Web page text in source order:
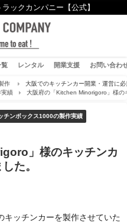
ックカンパニー【公式】
覧 レンタル 開業支援 お問い合わ
作
大阪でのキッチンカー開業・運営に
実績 大阪府の「Kitchen Minorigoro」様
チンボックス1000の製作実績
」様のキッチンカ
た。
キッチンカーを製作させていた